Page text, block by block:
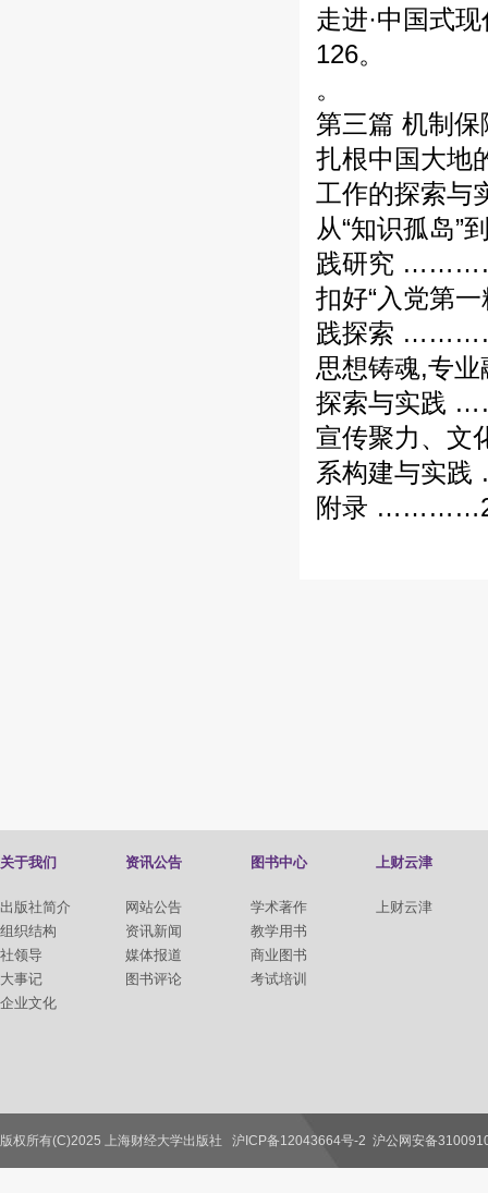
走进·中国式
126。
。
第三篇 机制
扎根中国大地
工作的探索
从“知识孤岛”
践研究
扣好“入党第
践探索
思想铸魂,专
探索与实践
宣传聚力、文
系构建与实
附录
关于我们
出版社简介
组织结构
社领导
大事记
企业文化
资讯公告
网站公告
资讯新闻
媒体报道
图书评论
图书中心
学术著作
教学用书
商业图书
考试培训
上财云津
上财云津
联系我们
版权所有(C)2025 上海财经大学出版社 沪ICP备12043664号-2 沪公网安备